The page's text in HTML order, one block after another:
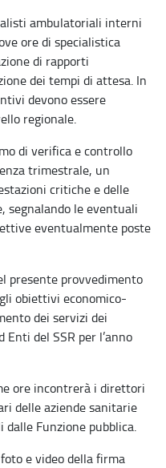
ambulatoriali interni
ore di specialistica
di rapporti
dei tempi di attesa. In
devono essere
regionale.
di verifica e controllo
trimestrale, un
critiche e delle
segnalando le eventuali
eventualmente poste
presente provvedimento
obiettivi economico-
dei servizi dei
del SSR per l’anno
ore incontrerà i direttori
delle aziende sanitarie
dalle Funzione pubblica.
e video della firma